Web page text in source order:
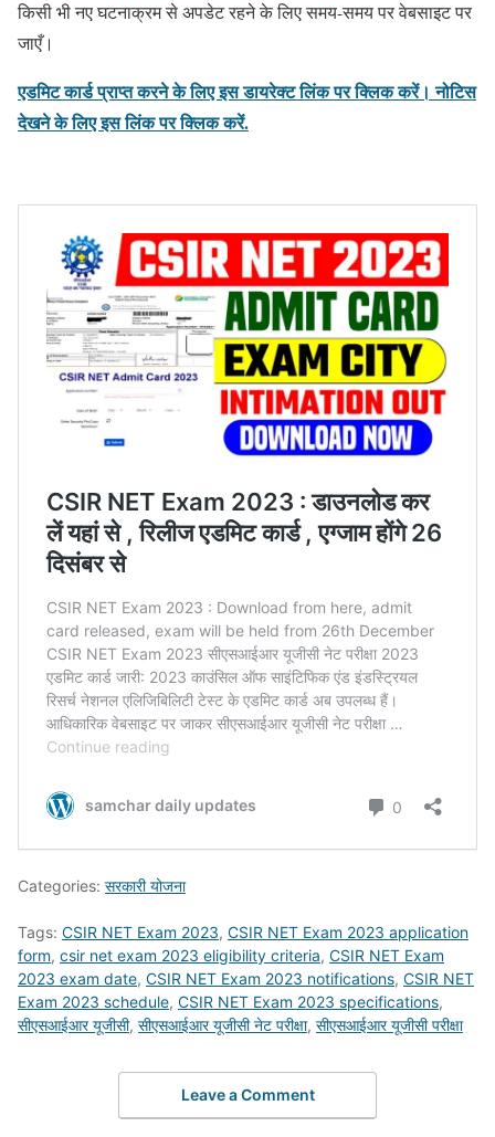
किसी भी नए घटनाक्रम से अपडेट रहने के लिए समय-समय पर वेबसाइट पर
जाएँ।
एडमिट कार्ड प्राप्त करने के लिए इस डायरेक्ट लिंक पर क्लिक करें। नोटिस
देखने के लिए इस लिंक पर क्लिक करें.
Categories: सरकारी योजना
Tags: CSIR NET Exam 2023, CSIR NET Exam 2023 application
form, csir net exam 2023 eligibility criteria, CSIR NET Exam
2023 exam date, CSIR NET Exam 2023 notifications, CSIR NET
Exam 2023 schedule, CSIR NET Exam 2023 specifications,
सीएसआईआर यूजीसी, सीएसआईआर यूजीसी नेट परीक्षा, सीएसआईआर यूजीसी परीक्षा
Leave a Comment